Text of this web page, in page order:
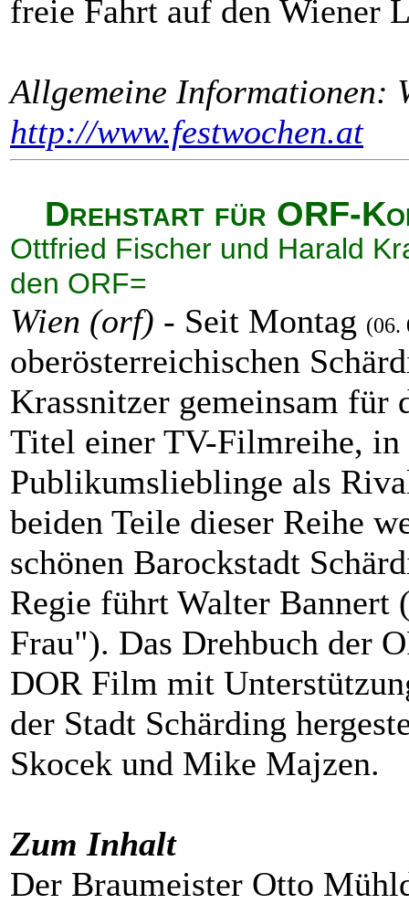
freie Fahrt auf den Wiener
Allgemeine Informationen:
http://www.festwochen.at
Drehstart für ORF-
Ottfried Fischer und Harald
den ORF=
Wien (orf) - Seit Montag (06.
oberösterreichischen
Krassnitzer gemeinsam
Titel einer TV-Filmreihe, in
Publikumslieblinge als
beiden Teile dieser Reihe
schönen Barockstadt
Regie führt Walter
Frau"). Das Drehbuch der
DOR Film mit
der Stadt Schärding
Skocek und Mike Majzen.
Zum Inhalt
Der Braumeister Otto